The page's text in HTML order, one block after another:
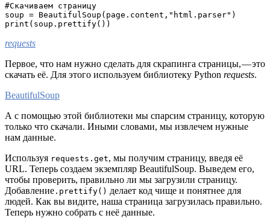
#Скачиваем страницу
soup = BeautifulSoup(page.content,"html.parser")
print(soup.prettify())
requests
Первое, что нам нужно сделать для скрапинга страницы, — это
скачать её. Для этого используем библиотеку Python requests.
BeautifulSoup
А с помощью этой библиотеки мы спарсим страницу, которую
только что скачали. Иными словами, мы извлечем нужные
нам данные.
Используя requests.get, мы получим страницу, введя её
URL. Теперь создаем экземпляр BeautifulSoup. Выведем его,
чтобы проверить, правильно ли мы загрузили страницу.
Добавление .prettify() делает код чище и понятнее для
людей. Как вы видите, наша страница загрузилась правильно.
Теперь нужно собрать с неё данные.